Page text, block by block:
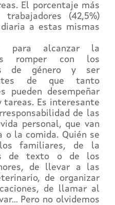
El porcentaje más
(42,5%)
a estas mismas
para alcanzar la
es romper con los
de género y ser
de que tanto
pueden desempeñar
tareas. Es interesante
de las
personal, que van
la comida. Quién se
familiares, de la
de texto o de los
de llevar a las
de organizar
de llamar al
Pero no olvidemos